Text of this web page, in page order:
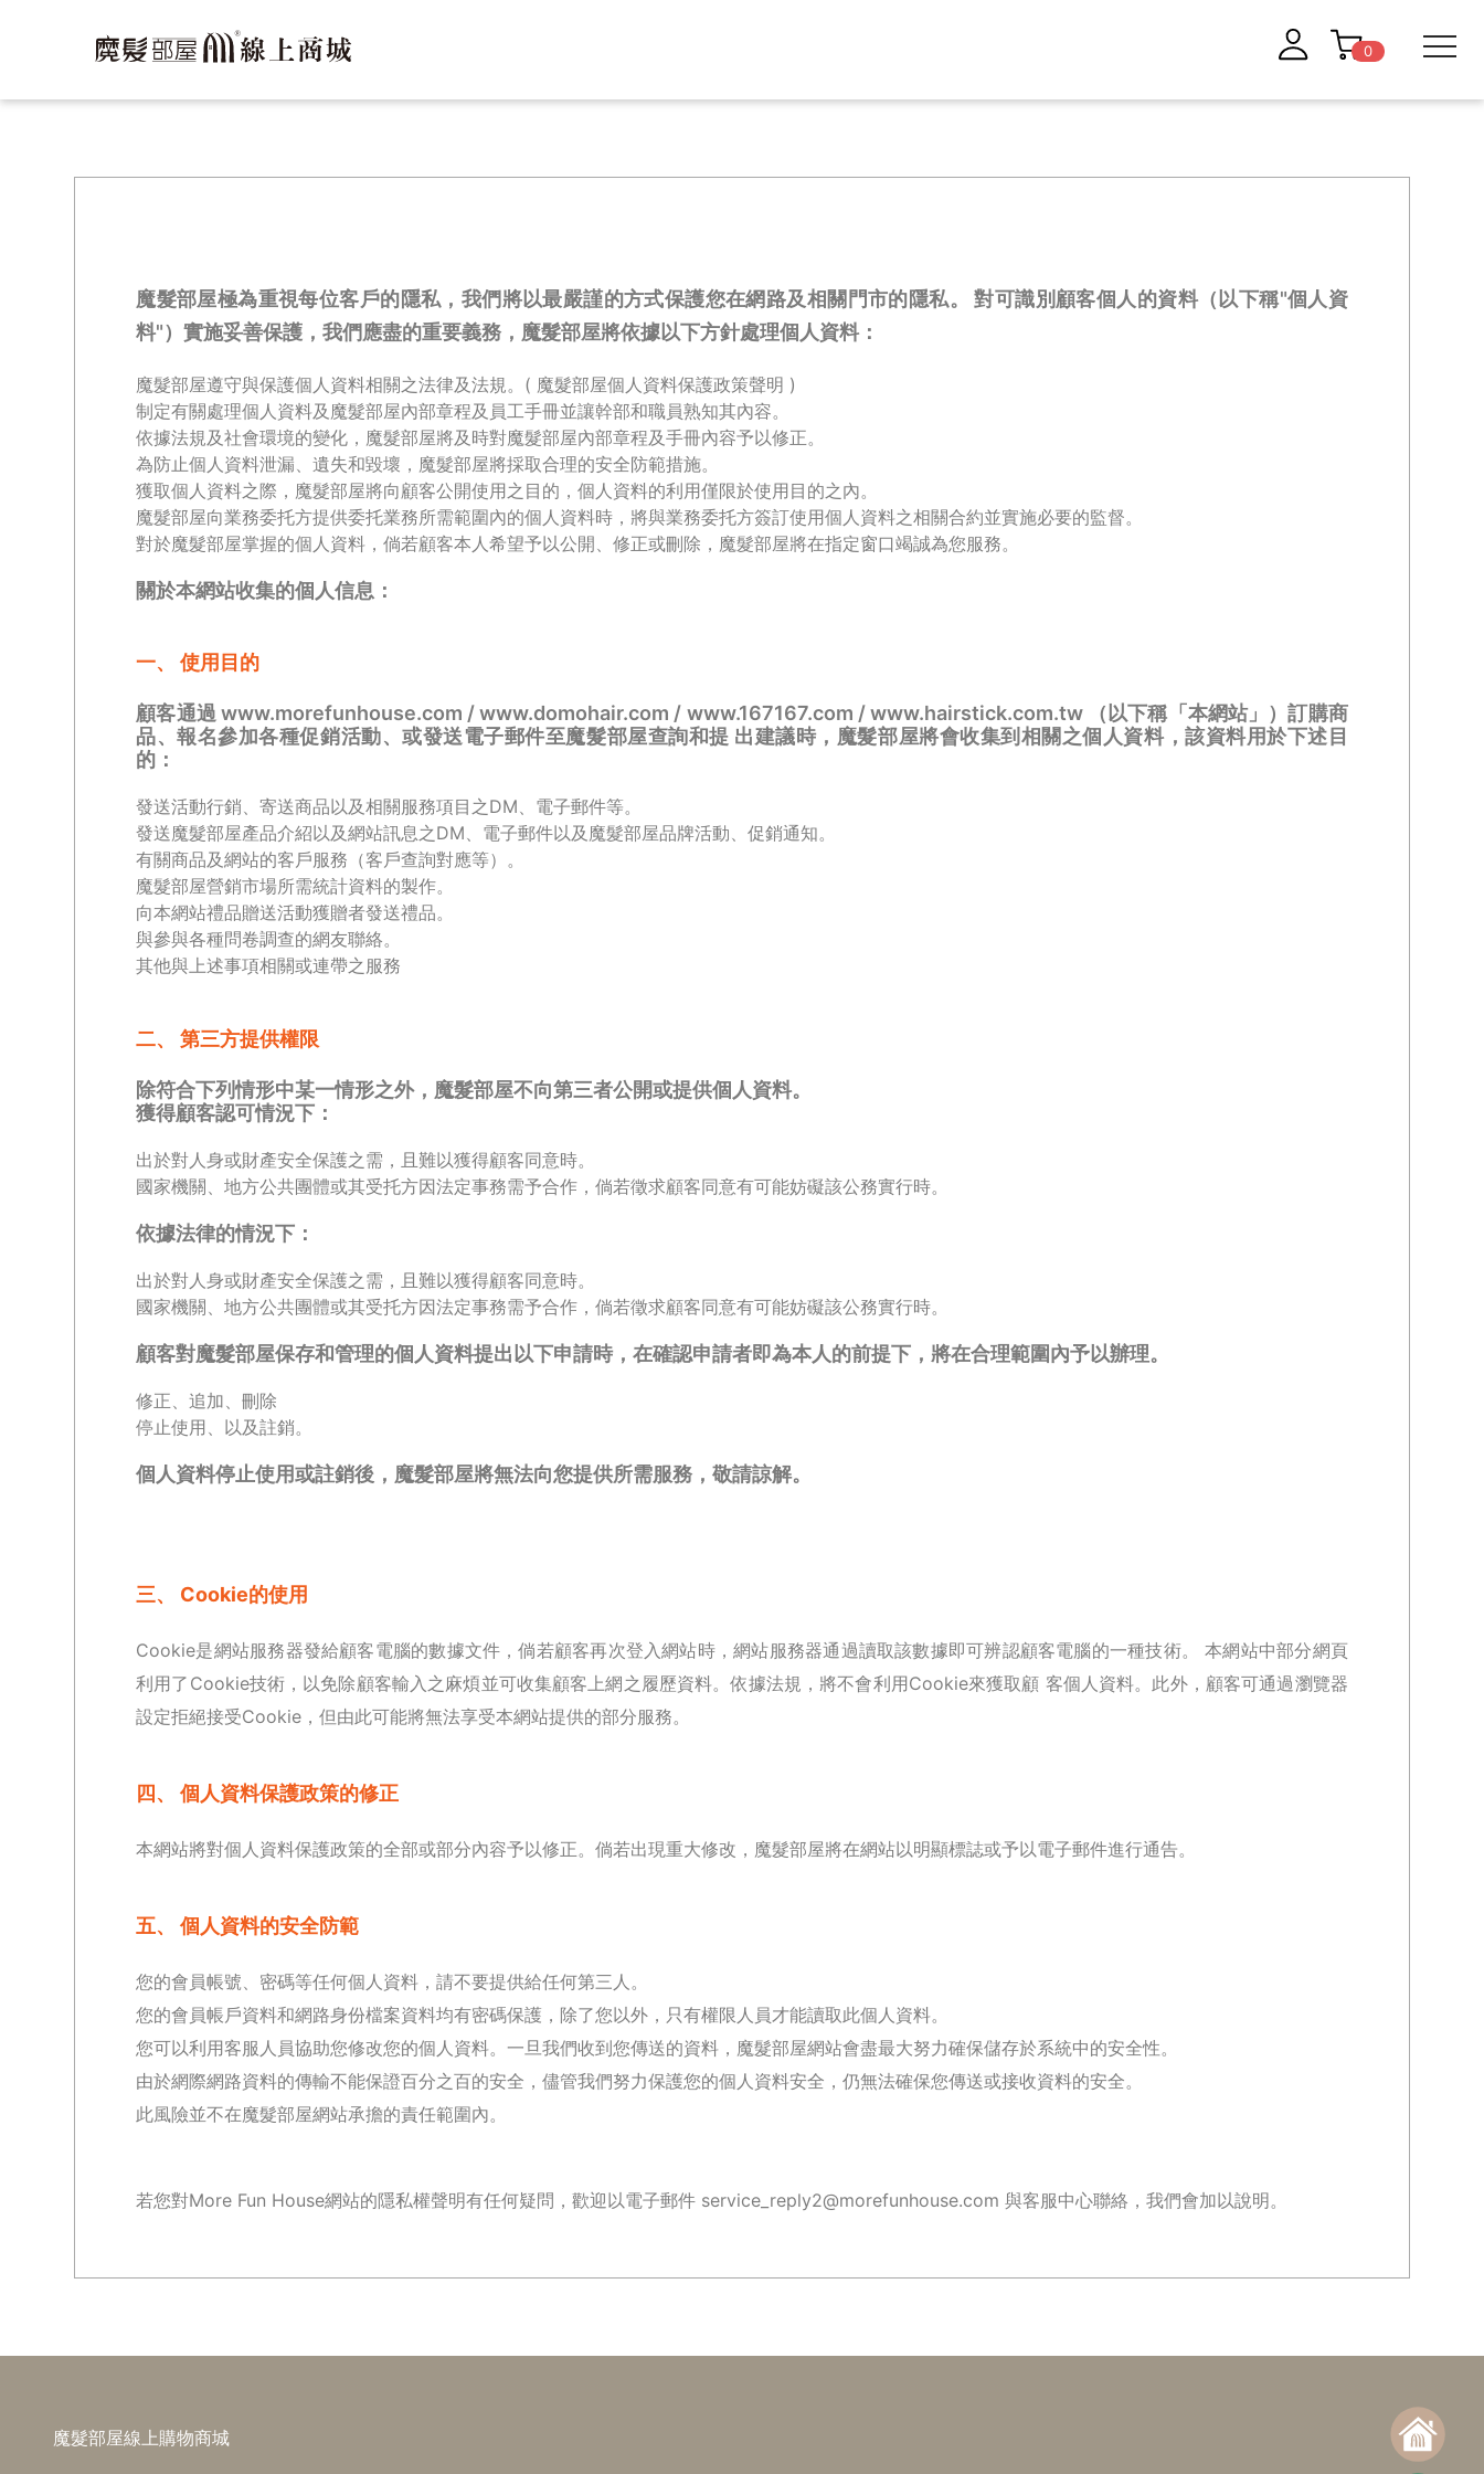
0
魔髮部屋極為重視每位客戶的隱私，我們將以最嚴謹的方式保護您在網路及相關門市的隱私。 對可識別顧客個人的資料（以下稱"個人資
料"）實施妥善保護，我們應盡的重要義務，魔髮部屋將依據以下方針處理個人資料：
魔髮部屋遵守與保護個人資料相關之法律及法規。( 魔髮部屋個人資料保護政策聲明 )
制定有關處理個人資料及魔髮部屋內部章程及員工手冊並讓幹部和職員熟知其內容。
依據法規及社會環境的變化，魔髮部屋將及時對魔髮部屋內部章程及手冊內容予以修正。
為防止個人資料泄漏、遺失和毀壞，魔髮部屋將採取合理的安全防範措施。
獲取個人資料之際，魔髮部屋將向顧客公開使用之目的，個人資料的利用僅限於使用目的之內。
魔髮部屋向業務委托方提供委托業務所需範圍內的個人資料時，將與業務委托方簽訂使用個人資料之相關合約並實施必要的監督。
對於魔髮部屋掌握的個人資料，倘若顧客本人希望予以公開、修正或刪除，魔髮部屋將在指定窗口竭誠為您服務。
關於本網站收集的個人信息：
一、 使用目的
顧客通過 www.morefunhouse.com / www.domohair.com / www.167167.com / www.hairstick.com.tw （以下稱「本網站」）訂購商
品、報名參加各種促銷活動、或發送電子郵件至魔髮部屋查詢和提 出建議時，魔髮部屋將會收集到相關之個人資料，該資料用於下述目
的：
發送活動行銷、寄送商品以及相關服務項目之DM、電子郵件等。
發送魔髮部屋產品介紹以及網站訊息之DM、電子郵件以及魔髮部屋品牌活動、促銷通知。
有關商品及網站的客戶服務（客戶查詢對應等）。
魔髮部屋營銷市場所需統計資料的製作。
向本網站禮品贈送活動獲贈者發送禮品。
與參與各種問卷調查的網友聯絡。
其他與上述事項相關或連帶之服務
二、 第三方提供權限
除符合下列情形中某一情形之外，魔髮部屋不向第三者公開或提供個人資料。
獲得顧客認可情況下：
出於對人身或財產安全保護之需，且難以獲得顧客同意時。
國家機關、地方公共團體或其受托方因法定事務需予合作，倘若徵求顧客同意有可能妨礙該公務實行時。
依據法律的情況下：
出於對人身或財產安全保護之需，且難以獲得顧客同意時。
國家機關、地方公共團體或其受托方因法定事務需予合作，倘若徵求顧客同意有可能妨礙該公務實行時。
顧客對魔髮部屋保存和管理的個人資料提出以下申請時，在確認申請者即為本人的前提下，將在合理範圍內予以辦理。
修正、追加、刪除
停止使用、以及註銷。
個人資料停止使用或註銷後，魔髮部屋將無法向您提供所需服務，敬請諒解。
三、 Cookie的使用
Cookie是網站服務器發給顧客電腦的數據文件，倘若顧客再次登入網站時，網站服務器通過讀取該數據即可辨認顧客電腦的一種技術。 本網站中部分網頁
利用了Cookie技術，以免除顧客輸入之麻煩並可收集顧客上網之履歷資料。依據法規，將不會利用Cookie來獲取顧 客個人資料。此外，顧客可通過瀏覽器
設定拒絕接受Cookie，但由此可能將無法享受本網站提供的部分服務。
四、 個人資料保護政策的修正
本網站將對個人資料保護政策的全部或部分內容予以修正。倘若出現重大修改，魔髮部屋將在網站以明顯標誌或予以電子郵件進行通告。
五、 個人資料的安全防範
您的會員帳號、密碼等任何個人資料，請不要提供給任何第三人。
您的會員帳戶資料和網路身份檔案資料均有密碼保護，除了您以外，只有權限人員才能讀取此個人資料。
您可以利用客服人員協助您修改您的個人資料。一旦我們收到您傳送的資料，魔髮部屋網站會盡最大努力確保儲存於系統中的安全性。
由於網際網路資料的傳輸不能保證百分之百的安全，儘管我們努力保護您的個人資料安全，仍無法確保您傳送或接收資料的安全。
此風險並不在魔髮部屋網站承擔的責任範圍內。
若您對More Fun House網站的隱私權聲明有任何疑問，歡迎以電子郵件 service_reply2@morefunhouse.com 與客服中心聯絡，我們會加以說明。
魔髮部屋線上購物商城